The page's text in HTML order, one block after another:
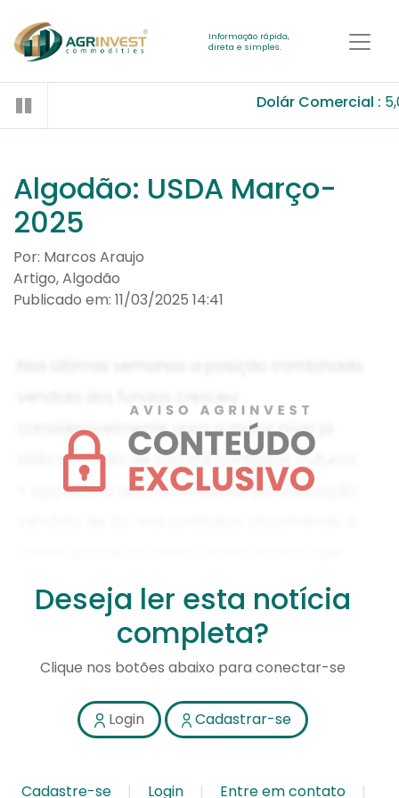
Informação rápida,
direta e simples.
Dolár Comercial :
Algodão: USDA Março-
2025
Por: Marcos Araujo
Artigo, Algodão
Publicado em: 11/03/2025 14:41
Deseja ler esta notícia
completa?
Clique nos botões abaixo para conectar-se
Login Cadastrar-se
Cadastre-se Login Entre em contato